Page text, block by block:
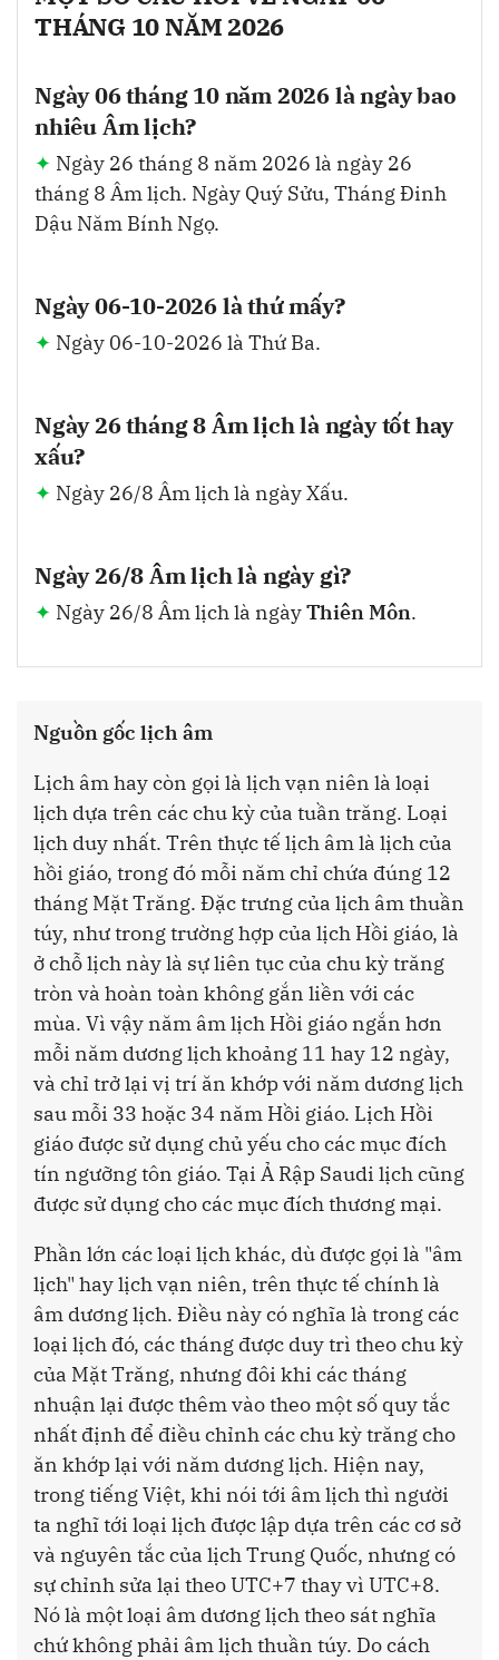
THÁNG 10 NĂM 2026
Ngày 06 tháng 10 năm 2026 là ngày bao
nhiêu Âm lịch?
Ngày 26 tháng 8 năm 2026 là ngày 26
tháng 8 Âm lịch. Ngày Quý Sửu, Tháng Đinh
Dậu Năm Bính Ngọ.
Ngày 06-10-2026 là thứ mấy?
Ngày 06-10-2026 là Thứ Ba.
Ngày 26 tháng 8 Âm lịch là ngày tốt hay
xấu?
Ngày 26/8 Âm lịch là ngày Xấu.
Ngày 26/8 Âm lịch là ngày gì?
Ngày 26/8 Âm lịch là ngàyThiên Môn.
Nguồn gốc lịch âm
Lịch âm hay còn gọi là lịch vạn niên là loại
lịch dựa trên các chu kỳ của tuần trăng. Loại
lịch duy nhất. Trên thực tế lịch âm là lịch của
hồi giáo, trong đó mỗi năm chỉ chứa đúng 12
tháng Mặt Trăng. Đặc trưng của lịch âm thuần
túy, như trong trường hợp của lịch Hồi giáo, là
ở chỗ lịch này là sự liên tục của chu kỳ trăng
tròn và hoàn toàn không gắn liền với các
mùa. Vì vậy năm âm lịch Hồi giáo ngắn hơn
mỗi năm dương lịch khoảng 11 hay 12 ngày,
và chỉ trở lại vị trí ăn khớp với năm dương lịch
sau mỗi 33 hoặc 34 năm Hồi giáo. Lịch Hồi
giáo được sử dụng chủ yếu cho các mục đích
tín ngưỡng tôn giáo. Tại Ả Rập Saudi lịch cũng
được sử dụng cho các mục đích thương mại.
Phần lớn các loại lịch khác, dù được gọi là "âm
lịch" hay lịch vạn niên, trên thực tế chính là
âm dương lịch. Điều này có nghĩa là trong các
loại lịch đó, các tháng được duy trì theo chu kỳ
của Mặt Trăng, nhưng đôi khi các tháng
nhuận lại được thêm vào theo một số quy tắc
nhất định để điều chỉnh các chu kỳ trăng cho
ăn khớp lại với năm dương lịch. Hiện nay,
trong tiếng Việt, khi nói tới âm lịch thì người
ta nghĩ tới loại lịch được lập dựa trên các cơ sở
và nguyên tắc của lịch Trung Quốc, nhưng có
sự chỉnh sửa lại theo UTC+7 thay vì UTC+8.
Nó là một loại âm dương lịch theo sát nghĩa
chứ không phải âm lịch thuần túy. Do cách